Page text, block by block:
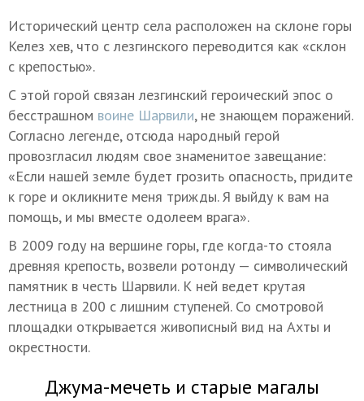
Исторический центр села расположен на склоне горы
Келез хев, что с лезгинского переводится как «склон
с крепостью».
С этой горой связан лезгинский героический эпос о
бесстрашном воине Шарвили, не знающем поражений.
Согласно легенде, отсюда народный герой
провозгласил людям свое знаменитое завещание:
«Если нашей земле будет грозить опасность, придите
к горе и окликните меня трижды. Я выйду к вам на
помощь, и мы вместе одолеем врага».
В 2009 году на вершине горы, где когда-то стояла
древняя крепость, возвели ротонду — символический
памятник в честь Шарвили. К ней ведет крутая
лестница в 200 с лишним ступеней. Со смотровой
площадки открывается живописный вид на Ахты и
окрестности.
Джума-мечеть и старые магалы